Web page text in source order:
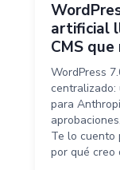
artificial
CMS
WordPress
para
Te lo cuento
por qué creo